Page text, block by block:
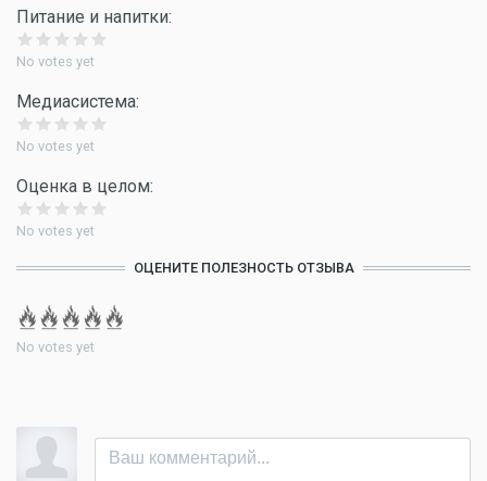
Питание и напитки:
No votes yet
Медиасистема:
No votes yet
Оценка в целом:
No votes yet
ОЦЕНИТЕ ПОЛЕЗНОСТЬ ОТЗЫВА
No votes yet